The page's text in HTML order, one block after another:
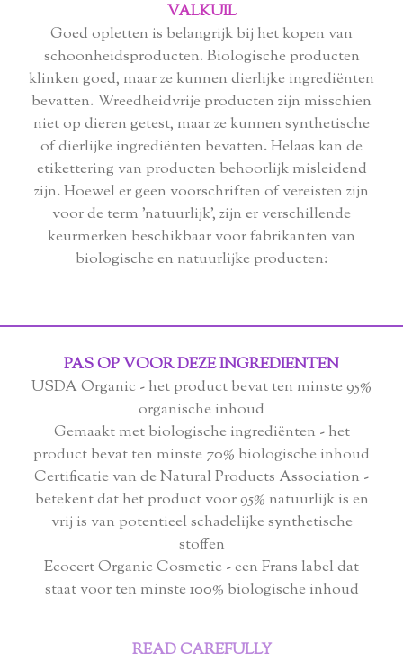
VALKUIL
Goed opletten is belangrijk bij het kopen van
schoonheidsproducten. Biologische producten
klinken goed, maar ze kunnen dierlijke ingrediënten
bevatten. Wreedheidvrije producten zijn misschien
niet op dieren getest, maar ze kunnen synthetische
of dierlijke ingrediënten bevatten. Helaas kan de
etikettering van producten behoorlijk misleidend
zijn. Hoewel er geen voorschriften of vereisten zijn
voor de term 'natuurlijk', zijn er verschillende
keurmerken beschikbaar voor fabrikanten van
biologische en natuurlijke producten:
PAS OP VOOR DEZE INGREDIENTEN
USDA Organic - het product bevat ten minste 95%
organische inhoud
Gemaakt met biologische ingrediënten - het
product bevat ten minste 70% biologische inhoud
Certificatie van de Natural Products Association -
betekent dat het product voor 95% natuurlijk is en
vrij is van potentieel schadelijke synthetische
stoffen
Ecocert Organic Cosmetic - een Frans label dat
staat voor ten minste 100% biologische inhoud
READ CAREFULLY